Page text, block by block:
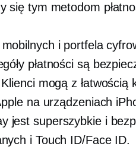
się tym metodom
mobilnych i portfela
płatności są
mogą z łatwością
na urządzeniach
jest superszybkie i
i Touch ID/Face ID.